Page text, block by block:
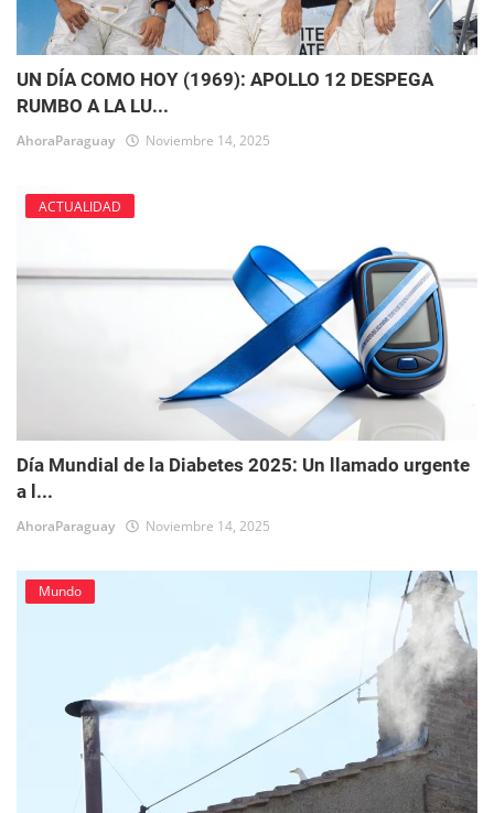
UN DÍA COMO HOY (1969): APOLLO 12 DESPEGA
RUMBO A LA LU...
AhoraParaguay Noviembre 14, 2025
ACTUALIDAD
Día Mundial de la Diabetes 2025: Un llamado urgente
a l...
AhoraParaguay Noviembre 14, 2025
Mundo